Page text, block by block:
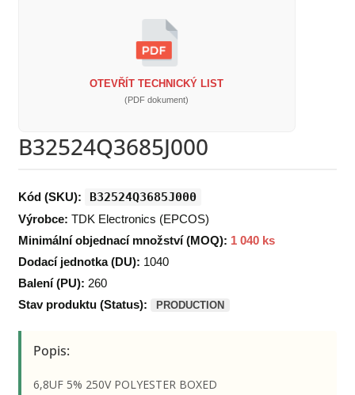
OTEVŘÍT TECHNICKÝ LIST
(PDF dokument)
B32524Q3685J000
Kód (SKU): B32524Q3685J000
Výrobce: TDK Electronics (EPCOS)
Minimální objednací množství (MOQ): 1 040 ks
Dodací jednotka (DU): 1040
Balení (PU): 260
Stav produktu (Status):
PRODUCTION
Popis:
6,8UF 5% 250V POLYESTER BOXED